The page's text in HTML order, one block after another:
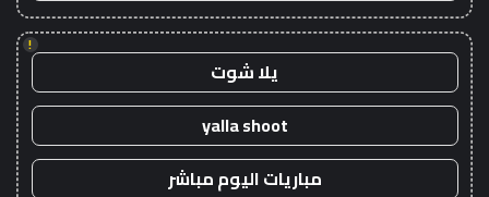
!
يلا شوت
yalla shoot
مباريات اليوم مباشر